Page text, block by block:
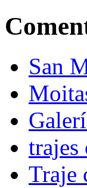
San
trajes
Traje